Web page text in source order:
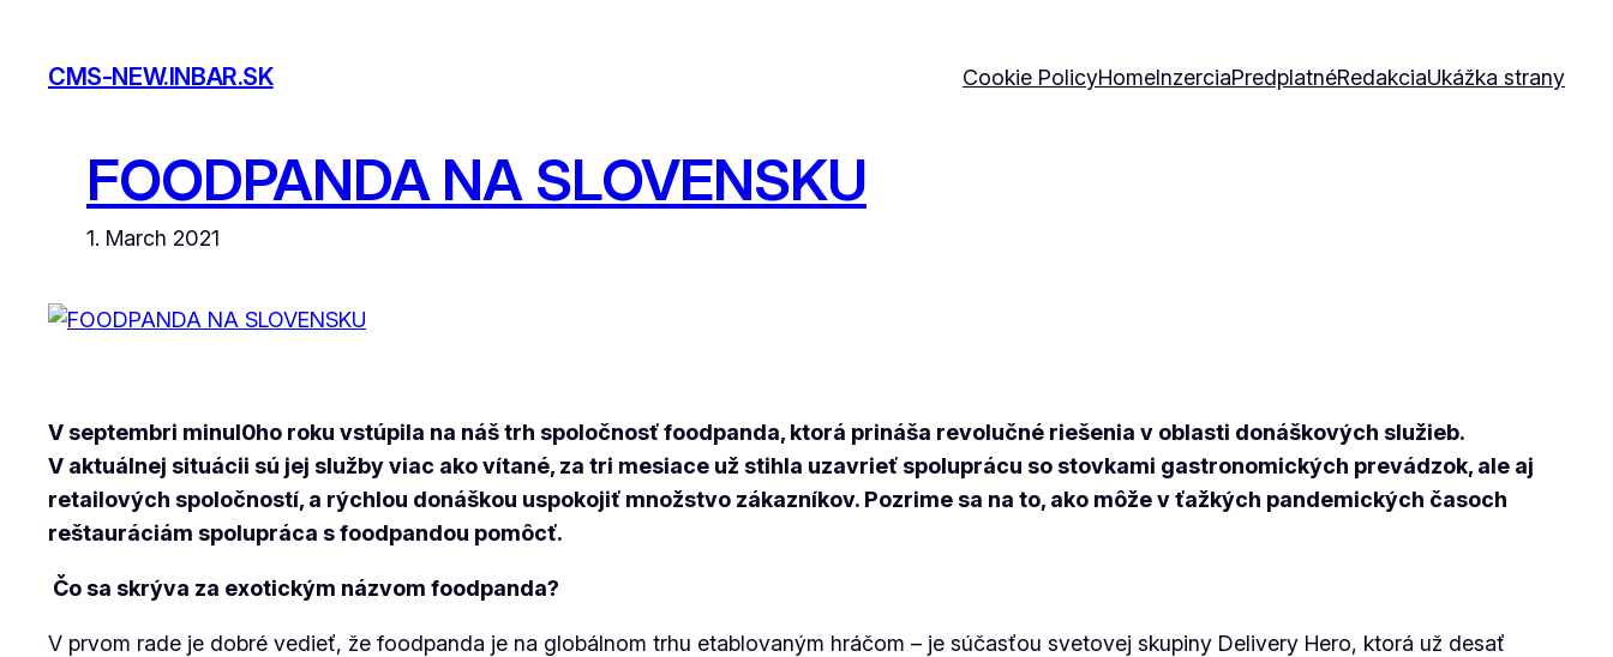
content
CMS-NEW.INBAR.SK Cookie PolicyHomeInzerciaPredplatnéRedakciaUkážka strany
FOODPANDA NA SLOVENSKU
1. March 2021
V septembri minul0ho roku vstúpila na náš trh spoločnosť foodpanda, ktorá prináša revolučné riešenia v oblasti donáškových služieb.
V aktuálnej situácii sú jej služby viac ako vítané, za tri mesiace už stihla uzavrieť spoluprácu so stovkami gastronomických prevádzok, ale aj
retailových spoločností, a rýchlou donáškou uspokojiť množstvo zákazníkov. Pozrime sa na to, ako môže v ťažkých pandemických časoch
reštauráciám spolupráca s foodpandou pomôcť.
Čo sa skrýva za exotickým názvom foodpanda?
V prvom rade je dobré vedieť, že foodpanda je na globálnom trhu etablovaným hráčom – je súčasťou svetovej skupiny Delivery Hero, ktorá už desať